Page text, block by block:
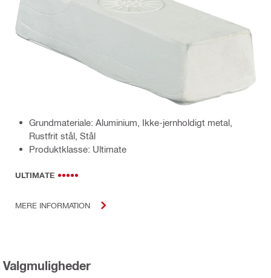
Grundmateriale: Aluminium, Ikke-jernholdigt metal,
Rustfrit stål, Stål
Produktklasse: Ultimate
ULTIMATE
MERE INFORMATION
Valgmuligheder